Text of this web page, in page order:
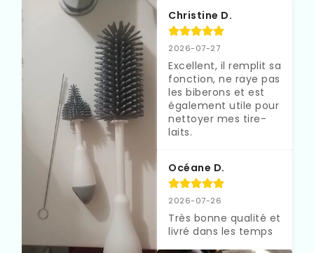
Christine D.
2026-07-27
Excellent, il remplit sa
fonction, ne raye pas
les biberons et est
également utile pour
nettoyer mes tire-
laits.
Océane D.
2026-07-26
Très bonne qualité et
livré dans les temps